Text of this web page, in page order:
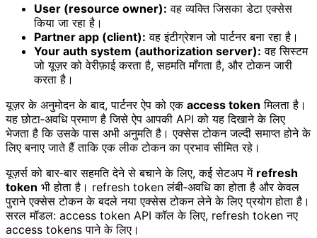
User (resource owner): वह व्यक्ति जिसका डेटा एक्सेस
किया जा रहा है।
Partner app (client): वह इंटीग्रेशन जो पार्टनर बना रहा है।
Your auth system (authorization server): वह सिस्टम
जो यूज़र को वेरीफ़ाई करता है, सहमति माँगता है, और टोकन जारी
करता है।
यूज़र के अनुमोदन के बाद, पार्टनर ऐप को एक access token मिलता है।
यह छोटा‑अवधि प्रमाण है जिसे ऐप आपकी API को यह दिखाने के लिए
भेजता है कि उसके पास अभी अनुमति है। एक्सेस टोकन जल्दी समाप्त होने के
लिए बनाए जाते हैं ताकि एक लीक टोकन का प्रभाव सीमित रहे।
यूज़र्स को बार‑बार सहमति देने से बचाने के लिए, कई सेटअप में refresh
token भी होता है। refresh token लंबी‑अवधि का होता है और केवल
पुराने एक्सेस टोकन के बदले नया एक्सेस टोकन लेने के लिए प्रयोग होता है।
सरल मॉडल: access token API कॉल के लिए, refresh token नए
access tokens पाने के लिए।